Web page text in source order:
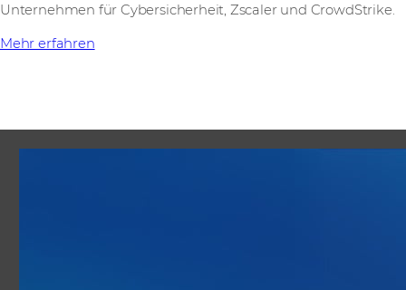
Unternehmen für Cybersicherheit, Zscaler und CrowdStrike.
Mehr erfahren